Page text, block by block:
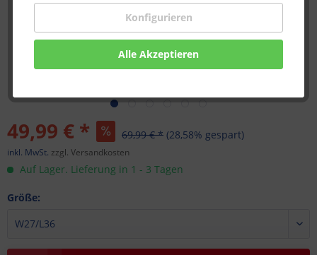
Konfigurieren
Alle Akzeptieren
49,99 € * 69,99 € * (28,58% gespart)
inkl. MwSt. zzgl. Versandkosten
Auf Lager. Lieferung in 1 - 3 Tagen
Größe: